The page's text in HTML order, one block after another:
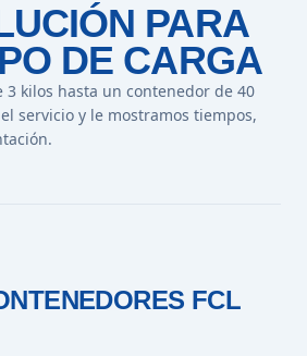
PARA
DE CARGA
3 kilos hasta un contenedor de 40
servicio y le mostramos tiempos,
FCL